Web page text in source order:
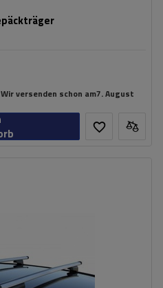
Wir versenden schon am7. August